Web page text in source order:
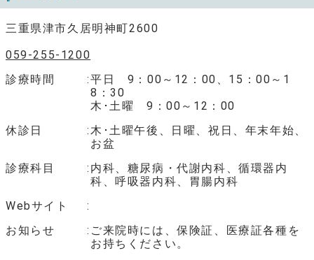
三重県津市久居明神町2600
059-255-1200
診療時間
平日 9：00～12：00、15：00～1
8：30
木･土曜 9：00～12：00
休診日
木･土曜午後、日曜、祝日、年末年始、
お盆
診療科目
内科、糖尿病・代謝内科、循環器内
科、呼吸器内科、胃腸内科
Webサイト
お知らせ
ご来院時には、保険証、医療証各種を
お持ちください。